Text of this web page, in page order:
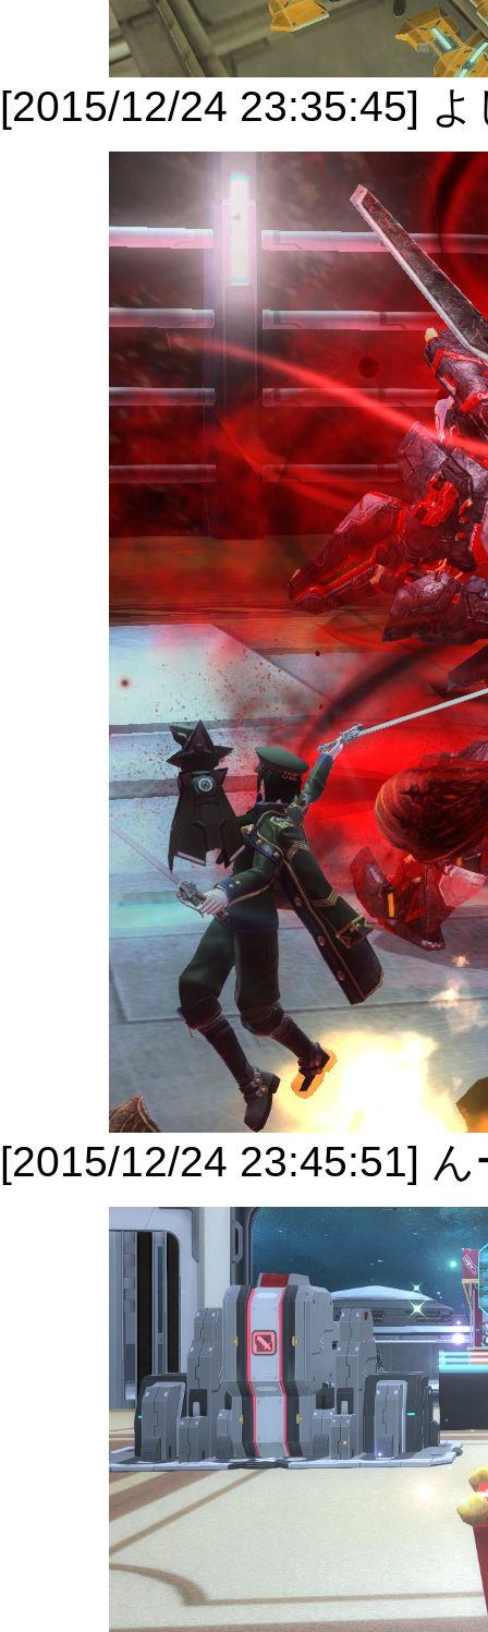
[2015/12/24 23:35:45]
[2015/12/24 23:45:51]